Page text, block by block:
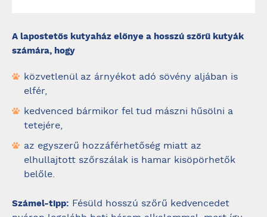
A lapostetős kutyaház előnye a hosszú szőrű kutyák
számára, hogy
közvetlenül az árnyékot adó sövény aljában is
elfér,
kedvenced bármikor fel tud mászni hűsölni a
tetejére,
az egyszerű hozzáférhetőség miatt az
elhullajtott szőrszálak is hamar kisöpörhetők
belőle.
Számel-tipp: Fésüld hosszú szőrű kedvencedet